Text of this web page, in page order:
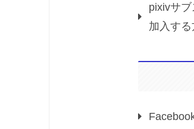
pixivサ
加入す